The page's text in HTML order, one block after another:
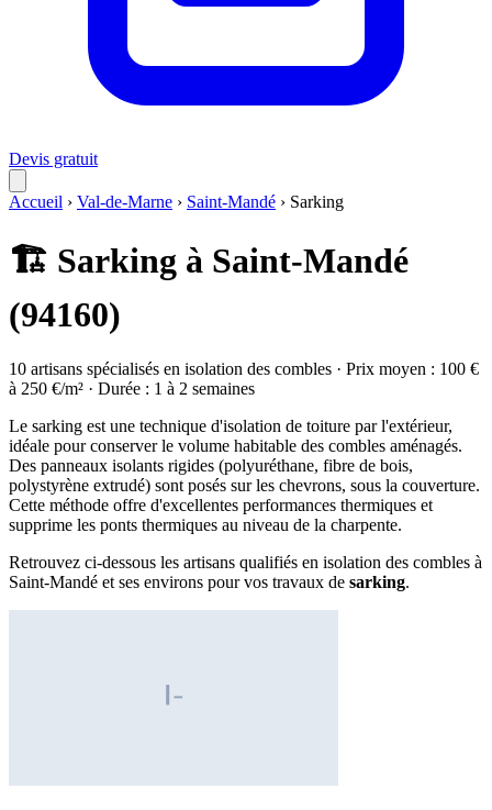
Devis gratuit
Accueil › Val-de-Marne › Saint-Mandé › Sarking
🏗️ Sarking à Saint-Mandé
(94160)
10 artisans spécialisés en isolation des combles · Prix moyen : 100 €
à 250 €/m² · Durée : 1 à 2 semaines
Le sarking est une technique d'isolation de toiture par l'extérieur,
idéale pour conserver le volume habitable des combles aménagés.
Des panneaux isolants rigides (polyuréthane, fibre de bois,
polystyrène extrudé) sont posés sur les chevrons, sous la couverture.
Cette méthode offre d'excellentes performances thermiques et
supprime les ponts thermiques au niveau de la charpente.
Retrouvez ci-dessous les artisans qualifiés en isolation des combles à
Saint-Mandé et ses environs pour vos travaux de sarking.